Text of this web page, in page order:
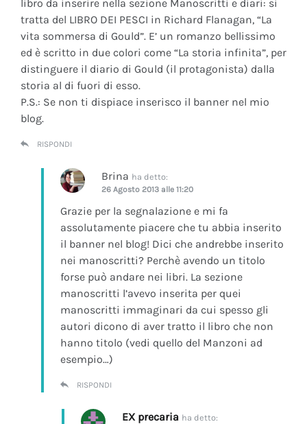
libro da inserire nella sezione Manoscritti e diari: si
tratta del LIBRO DEI PESCI in Richard Flanagan, “La
vita sommersa di Gould”. E’ un romanzo bellissimo
ed è scritto in due colori come “La storia infinita”, per
distinguere il diario di Gould (il protagonista) dalla
storia al di fuori di esso.
P.S.: Se non ti dispiace inserisco il banner nel mio
blog.
RISPONDI
Brina ha detto:
26 Agosto 2013 alle 11:20
Grazie per la segnalazione e mi fa
assolutamente piacere che tu abbia inserito
il banner nel blog! Dici che andrebbe inserito
nei manoscritti? Perchè avendo un titolo
forse può andare nei libri. La sezione
manoscritti l’avevo inserita per quei
manoscritti immaginari da cui spesso gli
autori dicono di aver tratto il libro che non
hanno titolo (vedi quello del Manzoni ad
esempio…)
RISPONDI
EX precaria ha detto: